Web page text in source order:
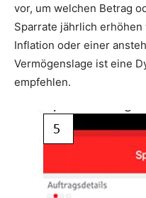
vor, um welchen Betrag
Sparrate jährlich
Inflation oder einer
Vermögenslage ist eine
empfehlen.